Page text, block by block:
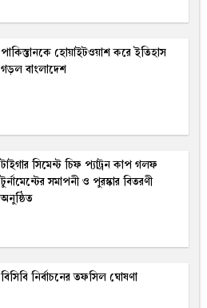
পাকিস্তানকে হোয়াইটওয়াশ করে ইতিহাস
গড়ল বাংলাদেশ
টাইগার সিমেন্ট চিফ প্যাট্রন কাপ গলফ
টুর্নামেন্টের সমাপনী ও পুরস্কার বিতরণী
অনুষ্ঠিত
বিসিবি নির্বাচনের তফসিল ঘোষণা